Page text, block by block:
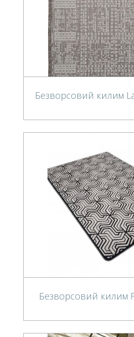
Безворсовий килим
Безворсовий килим